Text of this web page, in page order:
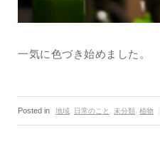
一気に色づき始めました。
Posted in 地域 日常のこと 未分類 植物